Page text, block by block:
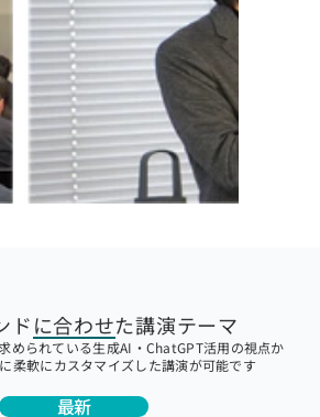
ドに合わせた講演テーマ
められている生成AI・ChatGPT活用の視点か
柔軟にカスタマイズした講演が可能です
最新